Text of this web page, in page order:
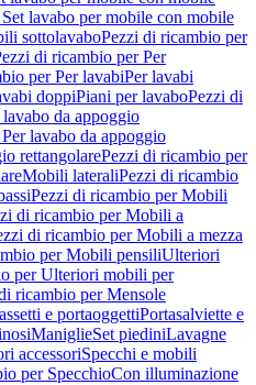
lavabo per mobile con mobile
sottolavaboPezzi di ricambio per
di ricambio per Per
per Per lavabiPer lavabi
doppiPiani per lavaboPezzi di
lavabo da appoggio
lavabo da appoggio
rettangolarePezzi di ricambio per
Mobili lateraliPezzi di ricambio
Pezzi di ricambio per Mobili
di ricambio per Mobili a
di ricambio per Mobili a mezza
per Mobili pensiliUlteriori
per Ulteriori mobili per
ricambio per Mensole
e portaoggettiPortasalviette e
ManiglieSet piediniLavagne
accessoriSpecchi e mobili
per SpecchioCon illuminazione